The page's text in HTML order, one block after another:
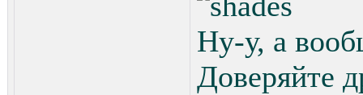
Ну-у, а
Доверяйте